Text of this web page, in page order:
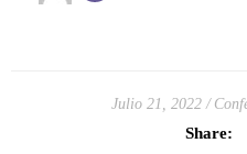
Julio 21, 2022
Share: